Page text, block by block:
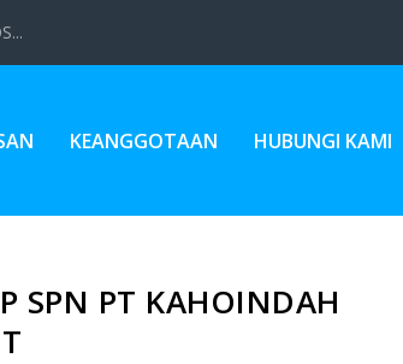
KEANGGOTAAN HUBUNGI KAMI
SPN PT KAHOINDAH